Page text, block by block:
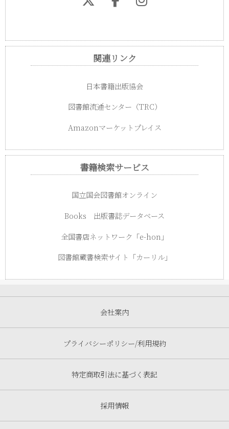
関連リンク
日本書籍出版協会
図書館流通センター（TRC）
Amazonマーケットプレイス
書籍検索サービス
国立国会図書館オンライン
Books 出版書誌データベース
全国書店ネットワーク「e-hon」
図書館蔵書検索サイト「カーリル」
会社案内
プライバシーポリシー/利用規約
特定商取引法に基づく表記
採用情報